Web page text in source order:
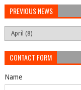
PREVIOUS NEWS
CONTACT FORM
Name